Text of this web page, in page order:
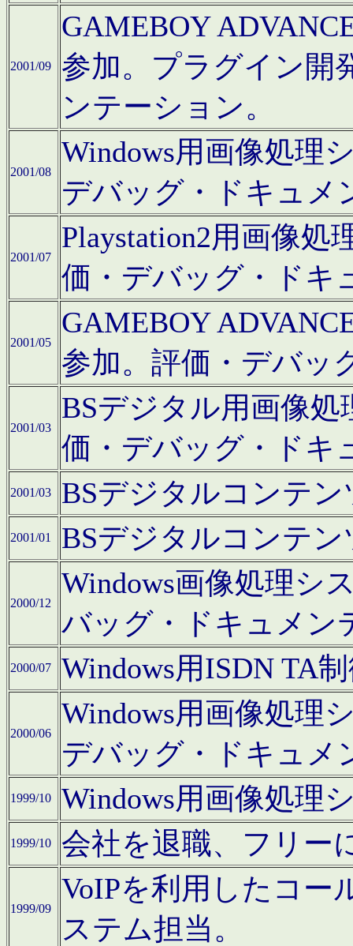
2001/09
GAMEBOY
参加。プラグイン開
ンテーション。
2001/08
Windows用画像処理
デバッグ・ドキュメ
2001/07
Playstation2用画像
価・デバッグ・ドキ
2001/05
GAMEBOY
参加。評価・デバッ
2001/03
BSデジタル用画像
価・デバッグ・ドキ
2001/03 BSデジタルコンテ
2001/01 BSデジタルコンテ
2000/12
Windows画像処理シ
バッグ・ドキュメン
2000/07 Windows用ISDN TA
2000/06
Windows用画像処理
デバッグ・ドキュメ
1999/10 Windows用画像処理
1999/10 会社を退職、フリー
1999/09
VoIPを利用したコー
ステム担当。